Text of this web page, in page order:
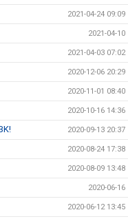
2021-04-24 09:09
2021-04-10
2021-04-03 07:02
2020-12-06 20:29
2020-11-01 08:40
2020-10-16 14:36
2020-09-13 20:37
2020-08-24 17:38
2020-08-09 13:48
2020-06-16
2020-06-12 13:45